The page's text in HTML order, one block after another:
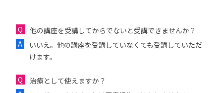
他の講座を受講してからでないと受講できませんか？
いいえ。他の講座を受講していなくても受講していただ
けます。
治療として使えますか？